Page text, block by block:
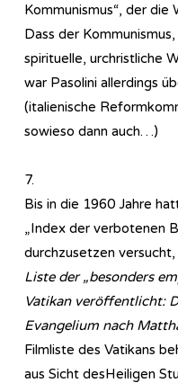
Kommunismus“, der die
Dass der
spirituelle, urchristliche
war Pasolini allerdings
(italienische
sowieso dann auch…)
7.
Bis in die 1960 Jahre
„Index der verbotenen
durchzusetzen
Liste der „besonders
Vatikan veröffentlicht:
Evangelium nach
Filmliste des Vatikans
aus Sicht desHeiligen